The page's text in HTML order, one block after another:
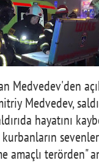
Medvedev'den
Medvedev,
hayatını
amaçlı terörden"